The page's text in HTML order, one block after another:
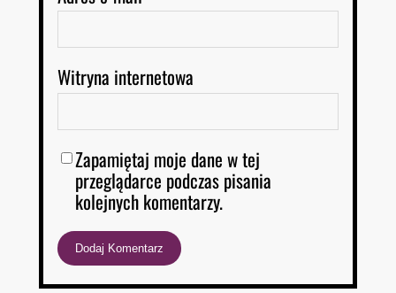
Witryna internetowa
Zapamiętaj moje dane w tej
przeglądarce podczas pisania
kolejnych komentarzy.